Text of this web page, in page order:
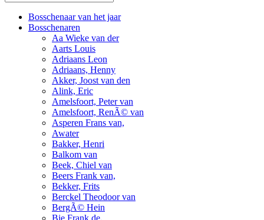
Bosschenaar van het jaar
Bosschenaren
Aa Wieke van der
Aarts Louis
Adriaans Leon
Adriaans, Henny
Akker, Joost van den
Alink, Eric
Amelsfoort, Peter van
Amelsfoort, RenÃ© van
Asperen Frans van,
Awater
Bakker, Henri
Balkom van
Beek, Chiel van
Beers Frank van,
Bekker, Frits
Berckel Theodoor van
BergÃ© Hein
Bie Frank de,